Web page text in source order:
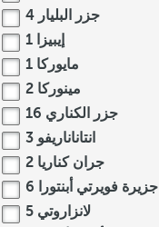
جزر البليار 4
إيبيزا 1
مايوركا 1
مينوركا 2
جزر الكناري 16
انتاناناريفو 3
جران كناريا 2
جزيرة فويرتي أبنتورا 6
لانزاروتي 5